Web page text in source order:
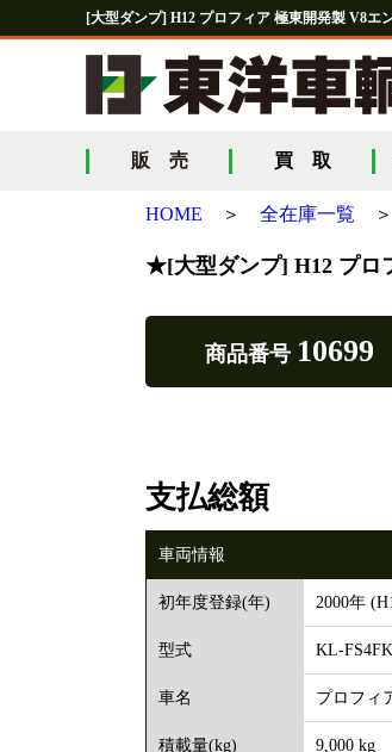
[大型ダンプ] H12 プロフィア 極東開発製 V8エ
販 売 買 取
HOME ＞ 全在庫一覧
★[大型ダンプ] H12 プロ
商品番号 10699
支払総額
車両情報
初年度登録(年) 2000年
型式 KL-
車名 プロフィ
積載量(kg) 9,000 kg